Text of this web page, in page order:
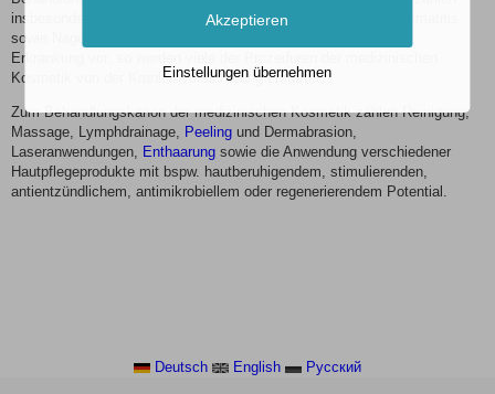
insbesondere die
vulgares, die Rosazea, die periorale Dermatitis
sowie Nagel- und
Erkrankung vor, so werden viele der Prozeduren der medizinischen
Kosmetik von der Krankenversicherung erstattet.
Zum Behandlungskanon der medizinischen Kosmetik zählen Reinigung,
Massage, Lymphdrainage, Peeling und Dermabrasion,
Laseranwendungen, Enthaarung sowie die Anwendung verschiedener
Hautpflegeprodukte mit bspw. hautberuhigendem, stimulierenden,
antientzündlichem, antimikrobiellem oder regenerierendem Potential.
Deutsch English Pусский
Akzeptieren
Einstellungen übernehmen